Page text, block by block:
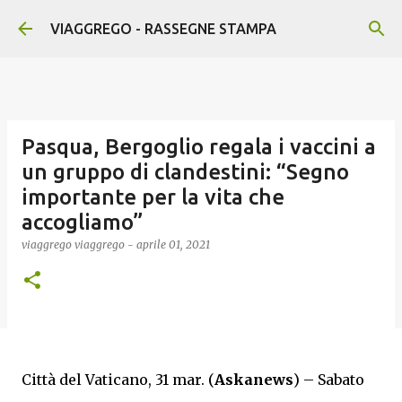
Passa ai contenuti principali
VIAGGREGO - RASSEGNE STAMPA
Pasqua, Bergoglio regala i vaccini a
un gruppo di clandestini: “Segno
importante per la vita che
accogliamo”
viaggrego viaggrego - aprile 01, 2021
Città del Vaticano, 31 mar. (Askanews) – Sabato